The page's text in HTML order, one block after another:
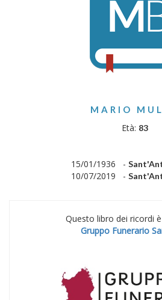
MARIO
Età: 83
15/01/1936 -
10/07/2019 -
Questo libro dei ricordi
Gruppo Funerario